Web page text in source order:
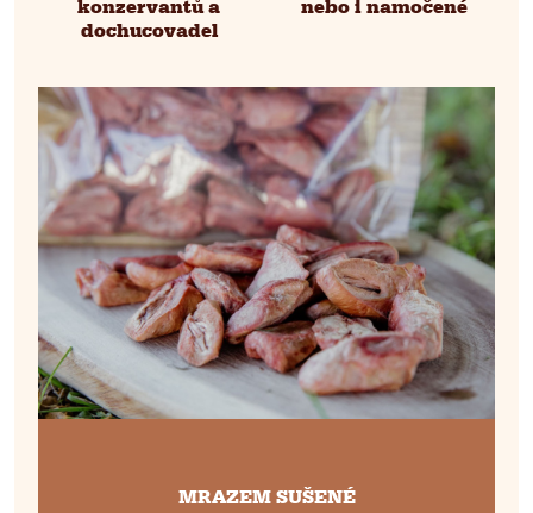
konzervantů a
dochucovadel
nebo i namočené
MRAZEM SUŠENÉ